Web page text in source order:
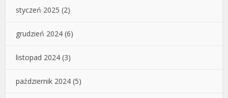
styczeń 2025 (2)
grudzień 2024 (6)
listopad 2024 (3)
październik 2024 (5)